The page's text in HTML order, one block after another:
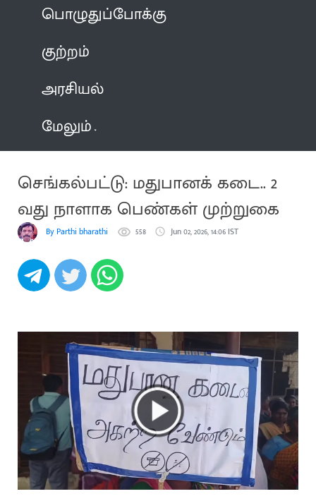
பொழுதுப்போக்கு
குற்றம்
அரசியல்
மேலும்
செங்கல்பட்டு: மதுபானக் கடை.. 2
வது நாளாக பெண்கள் முற்றுகை
By Parthi bharathi 558 Jun 02, 2026, 14:06 IST